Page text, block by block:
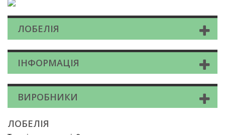
ЛОБЕЛІЯ
ІНФОРМАЦІЯ
ВИРОБНИКИ
ЛОБЕЛІЯ